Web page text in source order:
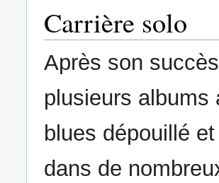
Carrière solo
Après son
plusieurs albums
blues dépouillé
dans de